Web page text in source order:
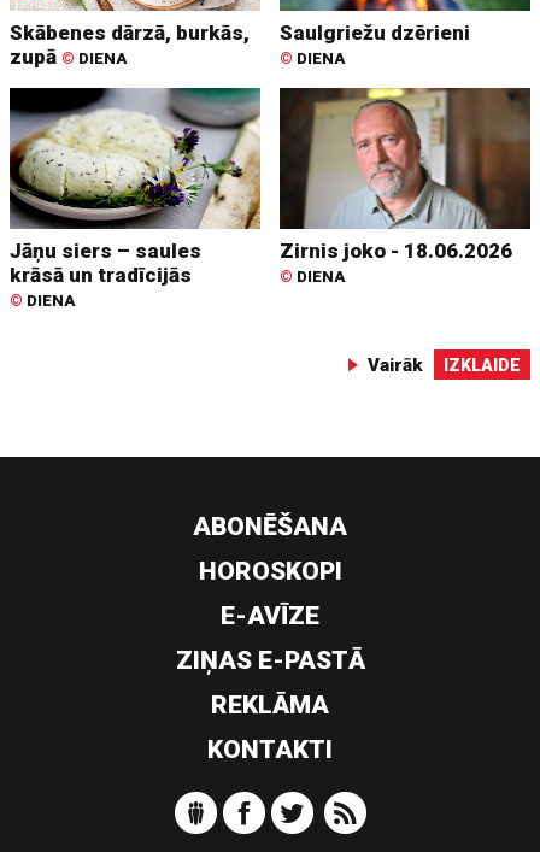
Skābenes dārzā, burkās,
zupā © DIENA
Saulgriežu dzērieni
© DIENA
Jāņu siers – saules
krāsā un tradīcijās
© DIENA
Zirnis joko - 18.06.2026
© DIENA
Vairāk IZKLAIDE
ABONĒŠANA
HOROSKOPI
E-AVĪZE
ZIŅAS E-PASTĀ
REKLĀMA
KONTAKTI